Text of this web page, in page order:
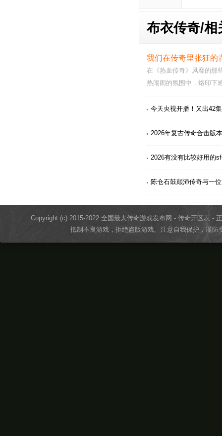
布衣传奇/相
我们在传奇里张狂
在《热血传奇》风靡的那
热闹闹的氛围中，烙印下
今天央视开播！又出42
2026年复古传奇合击版
2026有没有比较好用的
陈仓石鼓颠沛传奇与一
Copyright (c) 2015-2022 全国最大传奇游戏发布网 - 传奇开区表 -
抵制不良游戏，拒绝盗版游戏。注意自我保护，谨